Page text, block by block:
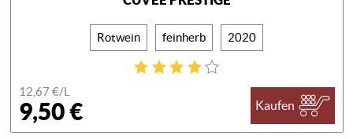
Rotwein feinherb 2020
12,67 €/L
9,50 € Kaufen